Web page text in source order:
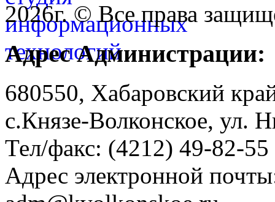
2026г. © Все права
Адрес Администрации:
680550, Хабаровский
с.Князе-Волконское, ул.
Тел/факс: (4212) 49-82-55
Адрес электронной